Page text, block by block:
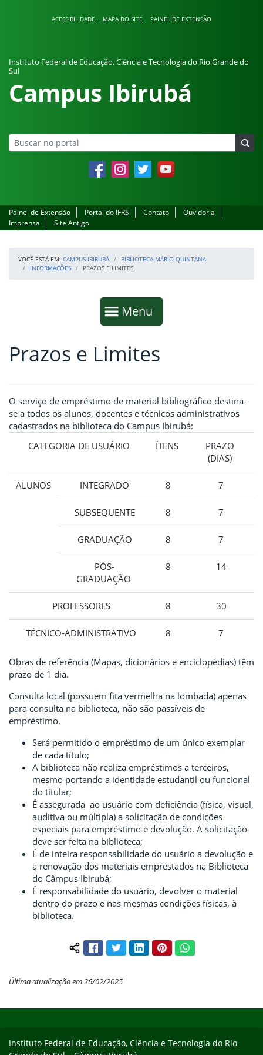
ACESSIBILIDADE MAPA DO SITE PAINEL DE EXTENSÃO
Instituto Federal de Educação, Ciência e Tecnologia do Rio Grande do
Sul
Campus Ibirubá
FacebookInstagramTwitter YouTube
Painel de Extensão Portal do IFRS Contato
Ouvidoria
Imprensa
Site Antigo
VOCÊ ESTÁ EM: CAMPUS IBIRUBÁ
BIBLIOTECA MÁRIO QUINTANA
INFORMAÇÕES
PRAZOS E LIMITES
Mostrar
Menu
Fim da navegação
Início do conteúdo
Prazos e Limites
O serviço de empréstimo de material bibliográfico destina-
se a todos os alunos, docentes e técnicos administrativos
cadastrados na biblioteca do Campus Ibirubá:
CATEGORIA DE USUÁRIO
ÍTENS
PRAZO
(DIAS)
ALUNOS INTEGRADO 8 7
SUBSEQUENTE 8 7
GRADUAÇÃO 8 7
PÓS-
GRADUAÇÃO
8 14
PROFESSORES 8 30
TÉCNICO-ADMINISTRATIVO 8 7
Obras de referência (Mapas, dicionários e enciclopédias) têm
prazo de 1 dia.
Consulta local (possuem fita vermelha na lombada) apenas
para consulta na biblioteca, não são passíveis de
empréstimo.
Será permitido o empréstimo de um único exemplar
de cada título;
A biblioteca não realiza empréstimos a terceiros,
mesmo portando a identidade estudantil ou funcional
do titular;
É assegurada ao usuário com deficiência (física, visual,
auditiva ou múltipla) a solicitação de condições
especiais para empréstimo e devolução. A solicitação
deve ser feita na biblioteca;
É de inteira responsabilidade do usuário a devolução e
a renovação dos materiais emprestados na Biblioteca
do Câmpus Ibirubá;
É responsabilidade do usuário, devolver o material
dentro do prazo e nas mesmas condições físicas, à
biblioteca.
Compartilhar conteúdo:
FacebookTwitterLinkedInPinterestWhatsApp
Última atualização em 26/02/2025
Instituto Federal de Educação, Ciência e Tecnologia do Rio